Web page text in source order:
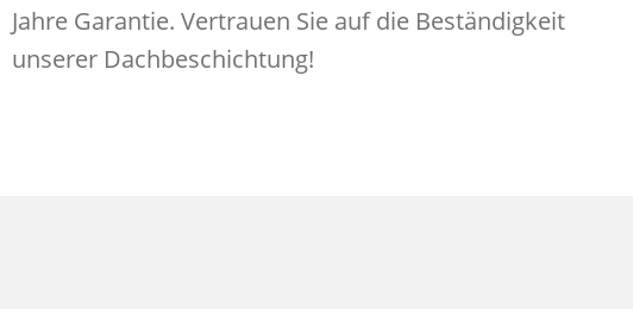
Jahre Garantie. Vertrauen Sie auf die Beständigkeit
unserer Dachbeschichtung!